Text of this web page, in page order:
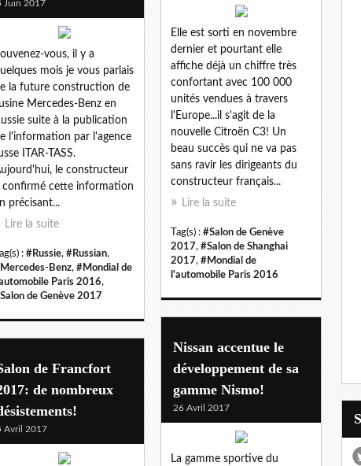
Juin 2017
vous, il y a
mois je vous parlais
la future construction de
Mercedes-Benz en
suite à la publication
l'information par l'agence
ITAR-TASS.
le constructeur
confirmé cette information
précisant...
Lire la suite
: #Russie, #Russian,
Benz, #Mondial de
Paris 2016,
de Genève 2017
Elle est sorti en novembre
dernier et pourtant elle
affiche déjà un chiffre très
confortant avec 100 000
unités vendues à travers
l'Europe...il s'agit de la
nouvelle Citroën C3! Un
beau succès qui ne va pas
sans ravir les dirigeants du
constructeur français...
Lire la suite
Tag(s) : #Salon de Genève
2017, #Salon de Shanghai
2017, #Mondial de
l'automobile Paris 2016
Nissan accentue le
développement de sa
gamme Nismo!
26 Avril 2017
La gamme sportive du
de Francfort
de nombreux
Avril 2017